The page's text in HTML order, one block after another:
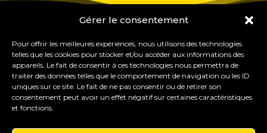
Gérer le consentement
Pour offrir les meilleures expériences, nous utilisons des technologies
telles que les cookies pour stocker et/ou accéder aux informations des
appareils. Le fait de consentir à ces technologies nous permettra de
traiter des données telles que le comportement de navigation ou les ID
uniques sur ce site. Le fait de ne pas consentir ou de retirer son
consentement peut avoir un effet négatif sur certaines caractéristiques
et fonctions.